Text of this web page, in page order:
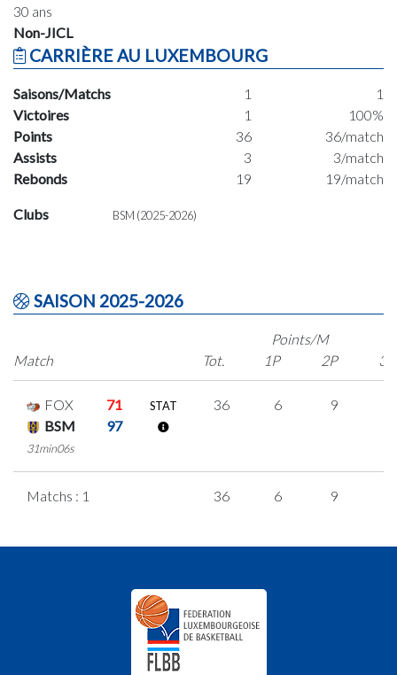
30 ans
Non-JICL
CARRIÈRE AU LUXEMBOURG
Saisons/Matchs 1
1
Victoires
1
100%
Points
36
36/match
Assists
3
3/match
Rebonds
19 19/match
Clubs BSM (2025-2026)
SAISON 2025-2026
Match
Points/M
Tot.
1P 2P 3P
FOX
71
BSM
97
31min06s
STAT 36 6 9
Matchs : 1 36 6 9